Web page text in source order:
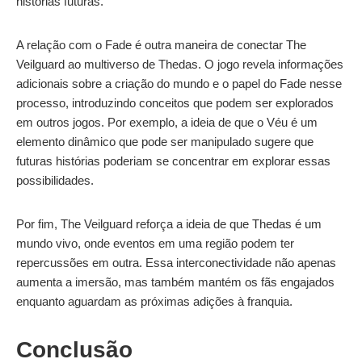
A relação com o Fade é outra maneira de conectar The
Veilguard ao multiverso de Thedas. O jogo revela informações
adicionais sobre a criação do mundo e o papel do Fade nesse
processo, introduzindo conceitos que podem ser explorados
em outros jogos. Por exemplo, a ideia de que o Véu é um
elemento dinâmico que pode ser manipulado sugere que
futuras histórias poderiam se concentrar em explorar essas
possibilidades.
Por fim, The Veilguard reforça a ideia de que Thedas é um
mundo vivo, onde eventos em uma região podem ter
repercussões em outra. Essa interconectividade não apenas
aumenta a imersão, mas também mantém os fãs engajados
enquanto aguardam as próximas adições à franquia.
Conclusão